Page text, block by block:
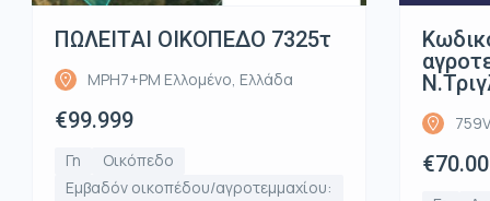
ΠΩΛΕΙΤΑΙ ΟΙΚΟΠΕΔΟ 7325τ
MPH7+PM Ελλομένο, Ελλάδα
€99.999
Γη
Οικόπεδο
Εμβαδόν οικοπέδου/αγροτεμμαχίου: